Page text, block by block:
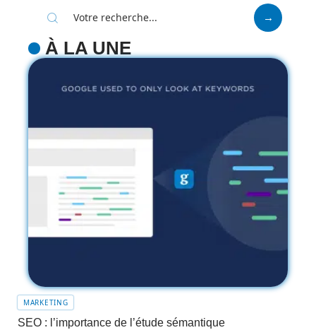
À LA UNE
MARKETING
SEO : l’importance de l’étude sémantique